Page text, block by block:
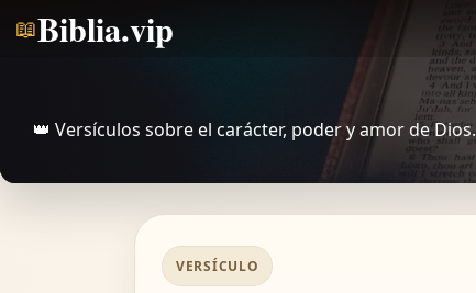
📖Biblia.vip
👑 Versículos sobre el carácter, poder y amor de Dios.
VERSÍCULO